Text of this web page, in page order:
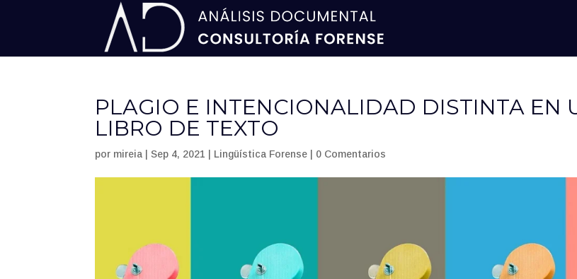
PLAGIO E INTENCIONALIDAD DISTINTA EN
LIBRO DE TEXTO
por mireia |Sep 4, 2021 Lingüística Forense 0 Comentarios